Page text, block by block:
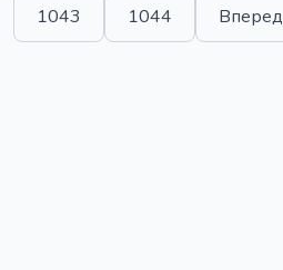
1043 1044 Вперед